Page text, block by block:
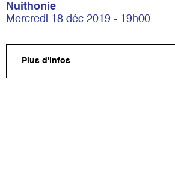
Nuithonie
Mercredi 18 déc 2019 - 19h00
Plus d'infos